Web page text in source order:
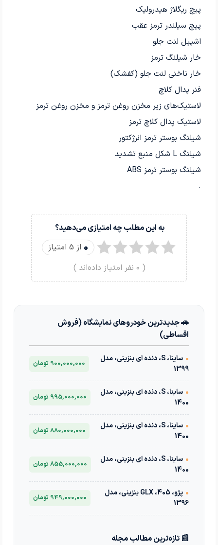
پبچ ریگلاژ هیدرولیک
پیچ سیلندر ترمز عقب
اشپیل لنت جلو
خار شیلنگ ترمز
خار ناخنی لنت جلو (کفشک)
فنر پدال کلاچ
لاستیک‌های زیر مخزن روغن ترمز و مخزن روغن ترمز
لاستیک پدال کلاچ ترمز
شیلنگ بوستر ترمز انرژکتور
شیلنگ L شکل منبع تشدید
شیلنگ بوستر ترمز ABS
.
به این مطلب چه امتیازی می‌دهید؟
0 از 5 امتیاز
(
0 نفر امتیاز داده‌اند )
🚗 جدیدترین خودروهای نمایشگاه (فروش
اقساطی)
•
ساینا، S، دنده ای بنزینی، مدل
1399
900,000,000 تومان
•
ساینا، S، دنده ای بنزینی، مدل
1400
995,000,000 تومان
•
ساینا، S، دنده ای بنزینی، مدل
1400
880,000,000 تومان
•
ساینا، S، دنده ای بنزینی، مدل
1400
855,000,000 تومان
•
پژو، 405، GLX بنزینی، مدل
1396
949,000,000 تومان
📰 تازه‌ترین مطالب مجله